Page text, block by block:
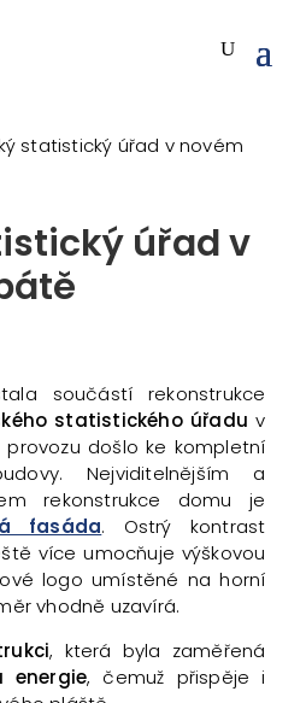
statistický úřad v novém
úřad v
součástí rekonstrukce
statistického úřadu v
provozu došlo ke kompletní
Nejviditelnějším a
rekonstrukce domu je
fasáda. Ostrý kontrast
více umocňuje výškovou
logo umístěné na horní
vhodně uzavírá.
, která byla zaměřená
energie, čemuž přispěje i